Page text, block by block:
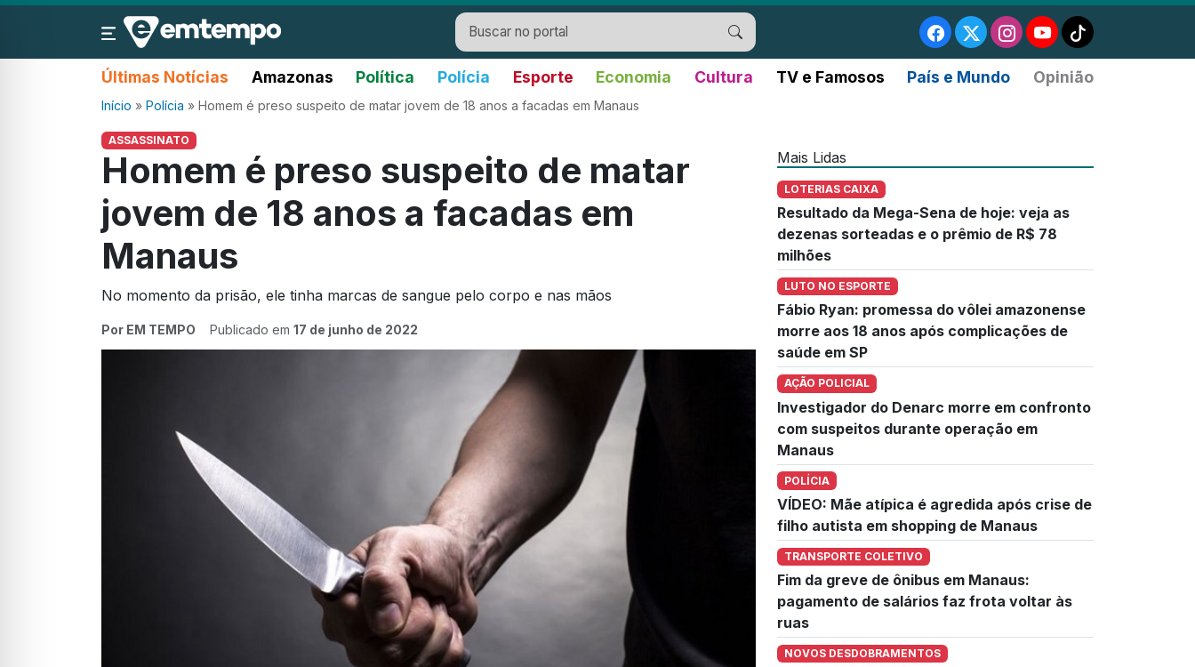
Últimas Notícias Amazonas Política Polícia Esporte Economia Cultura TV e Famosos País e Mundo Opinião
Início » Polícia » Homem é preso suspeito de matar jovem de 18 anos a facadas em Manaus
ASSASSINATO
Homem é preso suspeito de matar
jovem de 18 anos a facadas em
Manaus
No momento da prisão, ele tinha marcas de sangue pelo corpo e nas mãos
Por EM TEMPO Publicado em 17 de junho de 2022
Mais Lidas
LOTERIAS CAIXA
Resultado da Mega-Sena de hoje: veja as
dezenas sorteadas e o prêmio de R$ 78
milhões
LUTO NO ESPORTE
Fábio Ryan: promessa do vôlei amazonense
morre aos 18 anos após complicações de
saúde em SP
AÇÃO POLICIAL
Investigador do Denarc morre em confronto
com suspeitos durante operação em
Manaus
POLÍCIA
VÍDEO: Mãe atípica é agredida após crise de
filho autista em shopping de Manaus
TRANSPORTE COLETIVO
Fim da greve de ônibus em Manaus:
pagamento de salários faz frota voltar às
ruas
NOVOS DESDOBRAMENTOS